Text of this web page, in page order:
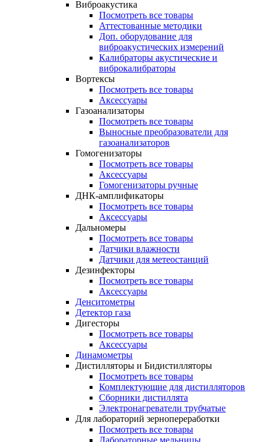
Виброакустика
Посмотреть все товары
Аттестованные методики
Доп. оборудование для
виброакустических измерений
Калибраторы акустические и
виброкалибраторы
Вортексы
Посмотреть все товары
Аксессуары
Газоанализаторы
Посмотреть все товары
Выносные преобразователи для
газоанализаторов
Гомогенизаторы
Посмотреть все товары
Аксессуары
Гомогенизаторы ручные
ДНК-амплификаторы
Посмотреть все товары
Аксессуары
Дальномеры
Посмотреть все товары
Датчики влажности
Датчики для метеостанций
Дезинфекторы
Посмотреть все товары
Аксессуары
Денситометры
Детектор газа
Дигесторы
Посмотреть все товары
Аксессуары
Динамометры
Дистилляторы и Бидистилляторы
Посмотреть все товары
Комплектующие для дистилляторов
Сборники дистиллята
Электронагреватели трубчатые
Для лабораторий зернопереработки
Посмотреть все товары
Лабораторные мельницы